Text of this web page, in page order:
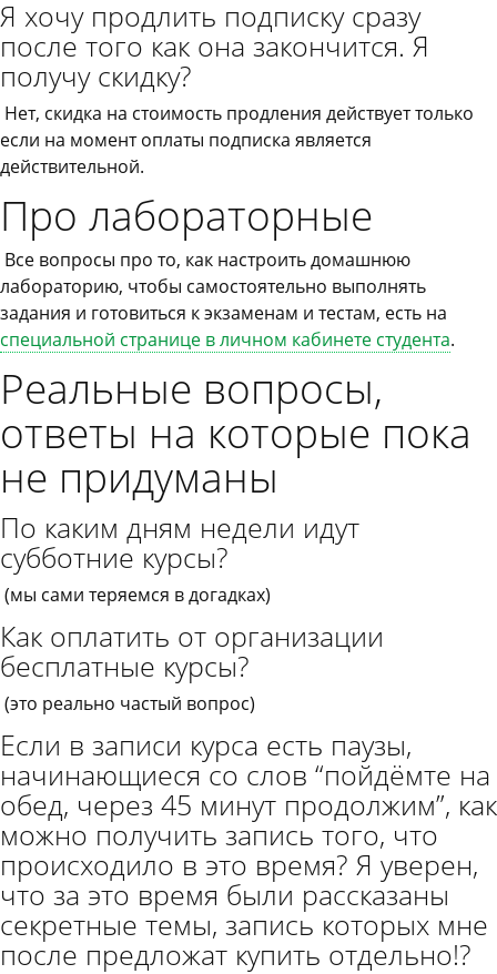
Я хочу продлить подписку сразу
после того как она закончится. Я
получу скидку?
Нет, скидка на стоимость продления действует только
если на момент оплаты подписка является
действительной.
Про лабораторные
Все вопросы про то, как настроить домашнюю
лабораторию, чтобы самостоятельно выполнять
задания и готовиться к экзаменам и тестам, есть на
специальной странице в личном кабинете студента.
Реальные вопросы,
ответы на которые пока
не придуманы
По каким дням недели идут
субботние курсы?
(мы сами теряемся в догадках)
Как оплатить от организации
бесплатные курсы?
(это реально частый вопрос)
Если в записи курса есть паузы,
начинающиеся со слов “пойдёмте на
обед, через 45 минут продолжим”, как
можно получить запись того, что
происходило в это время? Я уверен,
что за это время были рассказаны
секретные темы, запись которых мне
после предложат купить отдельно!?